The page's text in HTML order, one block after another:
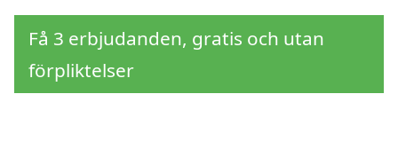
Få 3 erbjudanden, gratis och utan
förpliktelser